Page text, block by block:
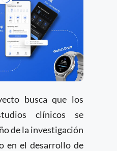
busca que los
clínicos se
de la investigación
en el desarrollo de